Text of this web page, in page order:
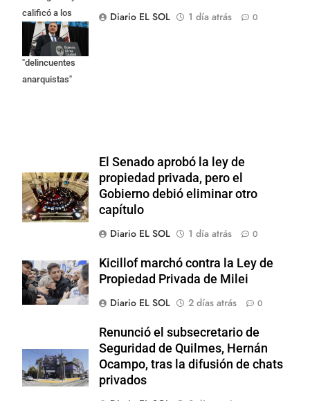
calificó a los
responsables
como
"delincuentes
anarquistas"
Diario EL SOL
1 día atrás 0
El Senado aprobó la ley de
propiedad privada, pero el
Gobierno debió eliminar otro
capítulo
Diario EL SOL
1 día atrás 0
Kicillof marchó contra la Ley de
Propiedad Privada de Milei
Diario EL SOL
2 días atrás 0
Renunció el subsecretario de
Seguridad de Quilmes, Hernán
Ocampo, tras la difusión de chats
privados